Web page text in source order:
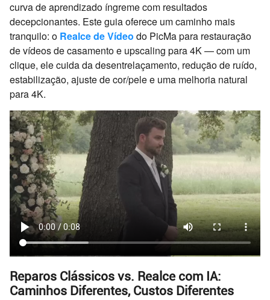
curva de aprendizado íngreme com resultados
decepcionantes. Este guia oferece um caminho mais
tranquilo: o Realce de Vídeo do PicMa para restauração
de vídeos de casamento e upscaling para 4K — com um
clique, ele cuida da desentrelaçamento, redução de ruído,
estabilização, ajuste de cor/pele e uma melhoria natural
para 4K.
Reparos Clássicos vs. Realce com IA:
Caminhos Diferentes, Custos Diferentes